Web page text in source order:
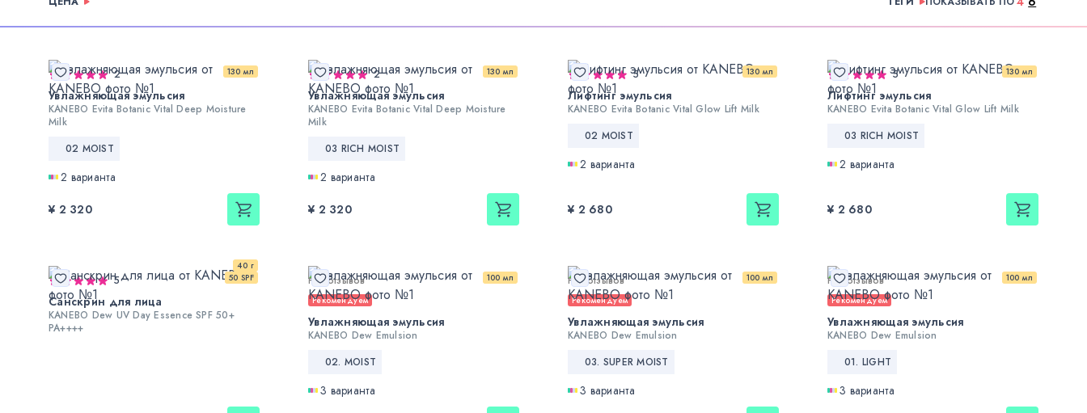
130 мл
2
Увлажняющая эмульсия
KANEBO Evita Botanic Vital Deep Moisture
Milk
02 MOIST
2 варианта
¥ 2 320
130 мл
2
Увлажняющая эмульсия
KANEBO Evita Botanic Vital Deep Moisture
Milk
03 RICH MOIST
2 варианта
¥ 2 320
130 мл
5
Лифтинг эмульсия
KANEBO Evita Botanic Vital Glow Lift Milk
02 MOIST
2 варианта
¥ 2 680
130 мл
5
Лифтинг эмульсия
KANEBO Evita Botanic Vital Glow Lift Milk
03 RICH MOIST
2 варианта
¥ 2 680
40 г
50 SPF
5
Санскрин для лица
KANEBO Dew UV Day Essence SPF 50+
PA++++
100 мл
Нет отзывов
Рекомендуем
Увлажняющая эмульсия
KANEBO Dew Emulsion
02. MOIST
3 варианта
100 мл
Нет отзывов
Рекомендуем
Увлажняющая эмульсия
KANEBO Dew Emulsion
03. SUPER MOIST
3 варианта
100 мл
Нет отзывов
Рекомендуем
Увлажняющая эмульсия
KANEBO Dew Emulsion
01. LIGHT
3 варианта